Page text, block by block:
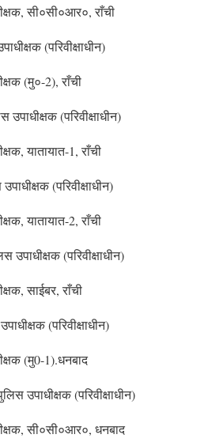
सी०सी०आर०, राँची
(परिवीक्षाधीन)
(मु०-2), राँची
(परिवीक्षाधीन)
यातायात-1, राँची
(परिवीक्षाधीन)
यातायात-2, राँची
उपाधीक्षक (परिवीक्षाधीन)
साईबर, राँची
(परिवीक्षाधीन)
(मु0-1).धनबाद
उपाधीक्षक (परिवीक्षाधीन)
सी०सी०आर०, धनबाद